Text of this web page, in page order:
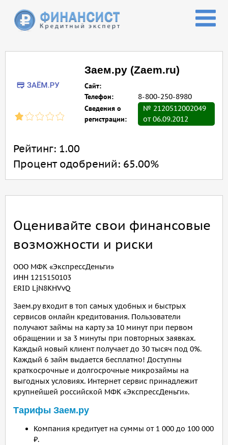
Заем.ру (Zaem.ru)
Сайт:
Телефон:
8-800-250-8980
Сведения о
регистрации:
№ 2120512002049
от 06.09.2012
Рейтинг: 1.00
Процент одобрений: 65.00%
Оценивайте свои финансовые
возможности и риски
ООО МФК «ЭкспрессДеньги»
ИНН 1215150103
ERID LjN8KHVvQ
Заем.ру входит в топ самых удобных и быстрых
сервисов онлайн кредитования. Пользователи
получают займы на карту за 10 минут при первом
обращении и за 3 минуты при повторных заявках.
Каждый новый клиент получает до 30 тысяч под 0%.
Каждый 6 займ выдается бесплатно! Доступны
краткосрочные и долгосрочные микрозаймы на
выгодных условиях. Интернет сервис принадлежит
крупнейшей российской МФК «ЭкспрессДеньги».
Тарифы Заем.ру
Компания кредитует на суммы от 1 000 до 100 000
₽.